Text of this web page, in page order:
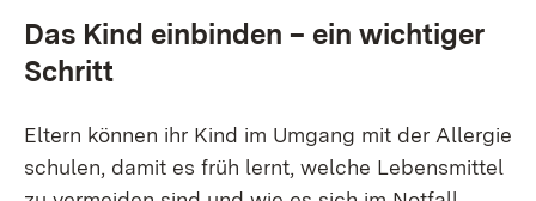
Das Kind einbinden – ein wichtiger
Schritt
Eltern können ihr Kind im Umgang mit der Allergie
schulen, damit es früh lernt, welche Lebensmittel